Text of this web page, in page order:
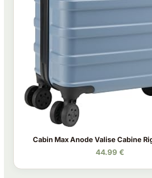
Cabin Max Anode Valise Cabine
44.99 €